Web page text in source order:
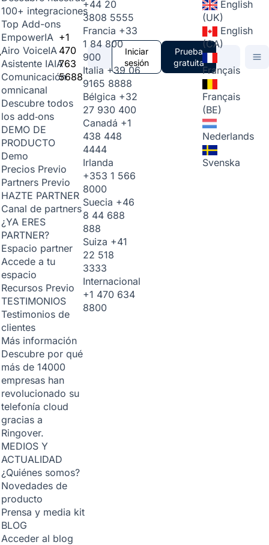
100+ integraciones
Top Add-ons
EmpowerIA
Airo VoiceIA
Asistente IAIA
Comunicación
omnicanal
Descubre todos
los add‑ons
DEMO DE
PRODUCTO
Demo
Precios Previo
Partners Previo
HAZTE PARTNER
Canal de partners
¿YA ERES
PARTNER?
Espacio partner
Accede a tu
espacio
Recursos Previo
TESTIMONIOS
Testimonios de
clientes
Más información
Descubre por qué
más de 14000
empresas han
revolucionado su
telefonía cloud
gracias a
Ringover.
MEDIOS Y
ACTUALIDAD
¿Quiénes somos?
Novedades de
producto
Prensa y media kit
BLOG
Acceder al blog
+1
470
763
5688
+44 20
3808 5555
Francia +33
1 84 800
900
Italia +39 06
9165 8888
Bélgica +32
27 930 400
Canadá +1
438 448
4444
Irlanda
+353 1 566
8000
Suecia +46
8 44 688
888
Suiza +41
22 518
3333
Internacional
+1 470 634
8800
Iniciar
sesión
Prueba
gratuita
English
(UK)
English
(CA)
Français
Français
(BE)
Nederlands
Svenska